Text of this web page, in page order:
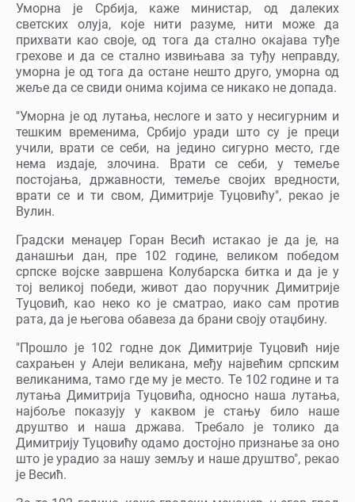
Уморна је Србија, каже министар, од далеких
светских олуја, које нити разуме, нити може да
прихвати као своје, од тога да стално окајава туђе
грехове и да се стално извињава за туђу неправду,
уморна је од тога да остане нешто друго, уморна од
жеље да се свиди онима којима се никако не допада.
"Уморна је од лутања, неслоге и зато у несигурним и
тешким временима, Србијо уради што су је преци
учили, врати се себи, на једино сигурно место, где
нема издаје, злочина. Врати се себи, у темеље
постојања, државности, темеље својих вредности,
врати се и ти свом, Димитрије Туцовићу", рекао је
Вулин.
Градски менаџер Горан Весић истакао је да је, на
данашњи дан, пре 102 године, великом победом
српске војске завршена Колубарска битка и да је у
тој великој победи, живот дао поручник Димитрије
Туцовић, као неко ко је сматрао, иако сам против
рата, да је његова обавеза да брани своју отаџбину.
"Прошло је 102 годне док Димитрије Туцовић није
сахрањен у Алеји великана, међу највећим српским
великанима, тамо где му је место. Те 102 године и та
лутања Димитрија Туцовића, односно наша лутања,
најбоље показују у каквом је стању било наше
друштво и наша држава. Требало је толико да
Димитрију Туцовићу одамо достојно признање за оно
што је урадио за нашу земљу и наше друштво", рекао
је Весић.